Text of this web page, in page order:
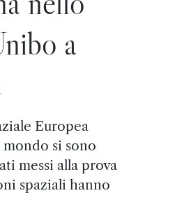
a
Europea
si sono
messi alla prova
spaziali hanno